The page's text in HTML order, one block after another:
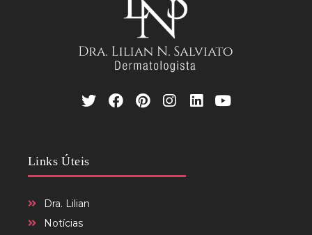
Links Úteis
Dra. Lilian
Notícias